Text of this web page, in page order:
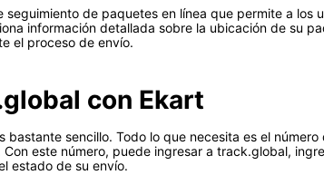
de paquetes en línea que permite a los
información detallada sobre la ubicación de su
el proceso de envío.
con Ekart
bastante sencillo. Todo lo que necesita es el
este número, puede ingresar a track.global,
estado de su envío.